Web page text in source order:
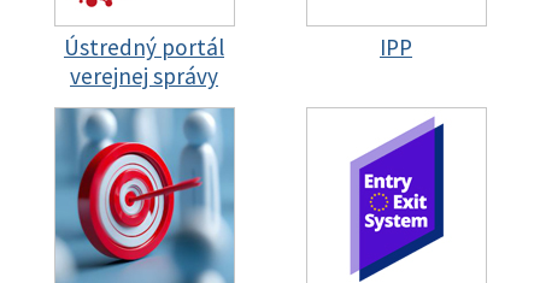
Ústredný portál
verejnej správy
IPP